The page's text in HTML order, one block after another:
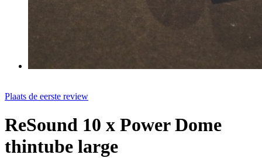
Plaats de eerste review
ReSound 10 x Power Dome
thintube large